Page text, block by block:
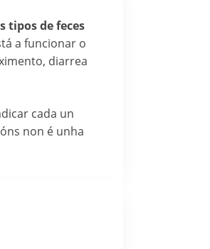
tipos de feces
a funcionar o
diarrea
cada un
non é unha